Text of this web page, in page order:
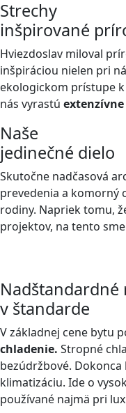
Strechy
inšpirované
Hviezdoslav miloval
inšpiráciou nielen pri
ekologickom prístupe
nás vyrastú extenzívne
Naše
jedinečné dielo
Skutočne nadčasová
prevedenia a komorný
rodiny. Napriek tomu,
projektov, na tento
Nadštandardné
v štandarde
V základnej cene bytu
chladenie. Stropné
bezúdržbové.
klimatizáciu. Ide o
používané najmä pri